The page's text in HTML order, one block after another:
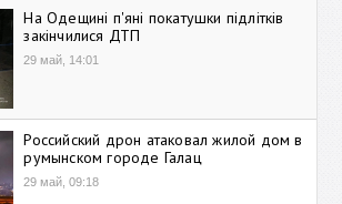
На Одещині п'яні покатушки підлітків
закінчилися ДТП
29 май, 14:01
Российский дрон атаковал жилой дом в
румынском городе Галац
29 май, 09:18